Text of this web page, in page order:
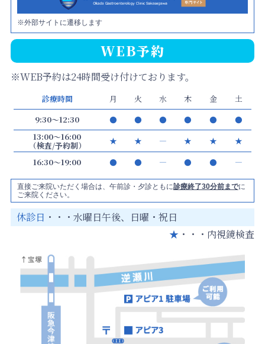
※外部サイトに遷移します
WEB予約
※WEB予約は24時間受け付けております。
診療時間 月 火 水 木 金
土
9:30～12:30
● ● ● ● ●
●
13:00～16:00
（検査/予約制） ★ ★ ― ★ ★
★
16:30～19:00
● ● ― ● ● ―
直接ご来院いただく場合は、午前診・夕診ともに診療終了30分前までに
ご来院ください。
休診日 ・・・水曜日午後、日曜・祝日
★ ・・・内視鏡検査